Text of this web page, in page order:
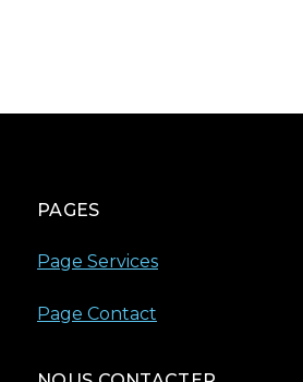
PAGES
Page Services
Page Contact